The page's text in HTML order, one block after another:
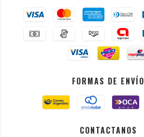
FORMAS DE ENVÍO
CONTACTANOS